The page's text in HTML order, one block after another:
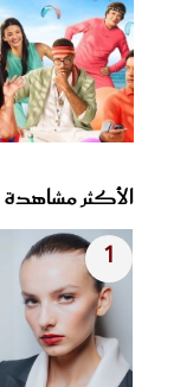
الأكثر مشاهدة
1